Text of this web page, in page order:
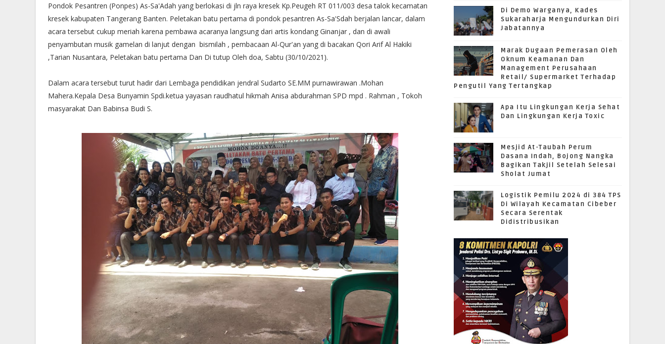
Pondok Pesantren (Ponpes) As-Sa'Adah yang berlokasi di jln raya kresek Kp.Peugeh RT 011/003 desa talok kecamatan
kresek kabupaten Tangerang Banten. Peletakan batu pertama di pondok pesantren As-Sa'Sdah berjalan lancar, dalam
acara tersebut cukup meriah karena pembawa acaranya langsung dari artis kondang Ginanjar , dan di awali
penyambutan musik gamelan di lanjut dengan bismilah , pembacaan Al-Qur'an yang di bacakan Qori Arif Al Hakiki
,Tarian Nusantara, Peletakan batu pertama Dan Di tutup Oleh doa, Sabtu (30/10/2021).
Dalam acara tersebut turut hadir dari Lembaga pendidikan jendral Sudarto SE.MM purnawirawan .Mohan
Mahera.Kepala Desa Bunyamin Spdi.ketua yayasan raudhatul hikmah Anisa abdurahman SPD mpd . Rahman , Tokoh
masyarakat Dan Babinsa Budi S.
Di Demo Warganya, Kades
Sukaraharja Mengundurkan Diri
Jabatannya
Marak Dugaan Pemerasan Oleh
Oknum Keamanan Dan
Management Perusahaan
Retail/ Supermarket Terhadap
Pengutil Yang Tertangkap
Apa Itu Lingkungan Kerja Sehat
Dan Lingkungan Kerja Toxic
Mesjid At-Taubah Perum
Dasana Indah, Bojong Nangka
Bagikan Takjil Setelah Selesai
Sholat Jumat
Logistik Pemilu 2024 di 384 TPS
Di Wilayah Kecamatan Cibeber
Secara Serentak
Didistribusikan